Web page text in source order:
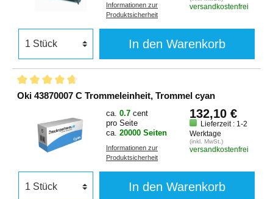
Informationen zur
Produktsicherheit
versandkostenfrei
In den Warenkorb
Oki 43870007 C Trommeleinheit, Trommel cyan
ca. 0.7 cent
pro Seite
ca. 20000 Seiten
Informationen zur
Produktsicherheit
132,10 €
Lieferzeit : 1-2
Werktage
(inkl. MwSt.)
versandkostenfrei
In den Warenkorb